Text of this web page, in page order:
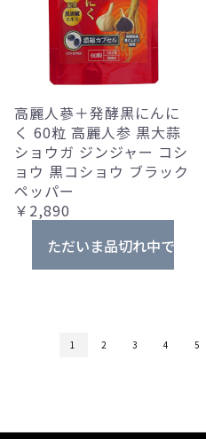
高麗人蔘＋発酵黒にんに
く 60粒 高麗人参 黒大蒜
ショウガ ジンジャー コシ
ョウ 黒コショウ ブラック
ペッパー
￥2,890
ただいま品切れ中です。
1 2 3 4 5